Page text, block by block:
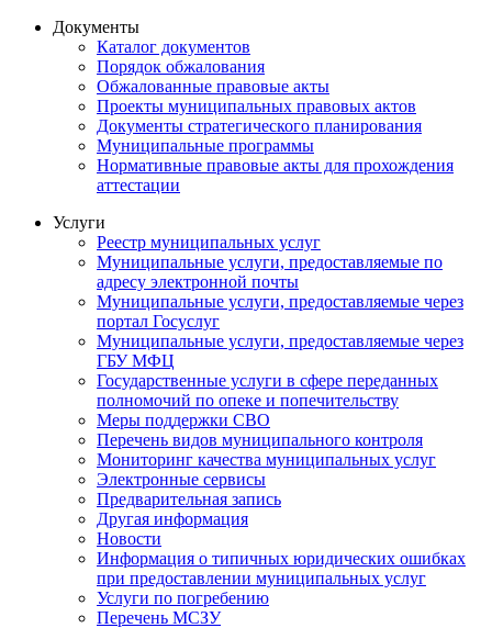
Документы
Каталог документов
Порядок обжалования
Обжалованные правовые акты
Проекты муниципальных правовых актов
Документы стратегического планирования
Муниципальные программы
Нормативные правовые акты для прохождения
аттестации
Услуги
Реестр муниципальных услуг
Муниципальные услуги, предоставляемые по
адресу электронной почты
Муниципальные услуги, предоставляемые через
портал Госуслуг
Муниципальные услуги, предоставляемые через
ГБУ МФЦ
Государственные услуги в сфере переданных
полномочий по опеке и попечительству
Меры поддержки СВО
Перечень видов муниципального контроля
Мониторинг качества муниципальных услуг
Электронные сервисы
Предварительная запись
Другая информация
Новости
Информация о типичных юридических ошибках
при предоставлении муниципальных услуг
Услуги по погребению
Перечень МСЗУ